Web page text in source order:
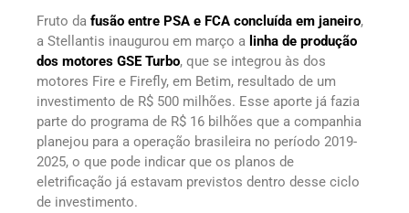
Fruto da fusão entre PSA e FCA concluída em janeiro,
a Stellantis inaugurou em março a linha de produção
dos motores GSE Turbo, que se integrou às dos
motores Fire e Firefly, em Betim, resultado de um
investimento de R$ 500 milhões. Esse aporte já fazia
parte do programa de R$ 16 bilhões que a companhia
planejou para a operação brasileira no período 2019-
2025, o que pode indicar que os planos de
eletrificação já estavam previstos dentro desse ciclo
de investimento.